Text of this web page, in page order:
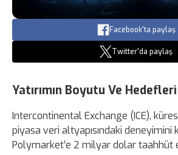
Facebook'ta paylaş
Twitter'da paylaş
Yatırımın Boyutu Ve Hedefleri
Intercontinental Exchange (ICE),
piyasa veri altyapısındaki deneyimini
Polymarket’e 2 milyar dolar taahhüt